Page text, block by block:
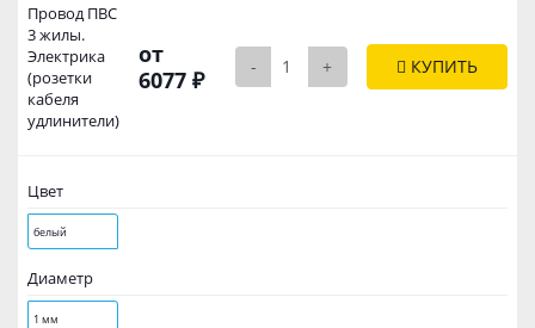
Провод ПВС
3 жилы.
Электрика
(розетки
кабеля
удлинители)
от
6077 ₽
- + КУПИТЬ
Цвет
белый
Диаметр
1 мм